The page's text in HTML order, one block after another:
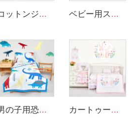
コットンジャージー素材のナーシングエプロン、360度プライバシー保護、超ソフトな授乳カバー ベビー用スリーピングネストベッド ブレイド加工されたソフトなニューボーン用ラウンジャー ポータブルクレード 該当するベビーネスト
男の子用恐竜プリントキッズベッド寝具セット カートゥーンウサギテーマの高級ベビー用寝具セット 新生児女の子用ベッドセット